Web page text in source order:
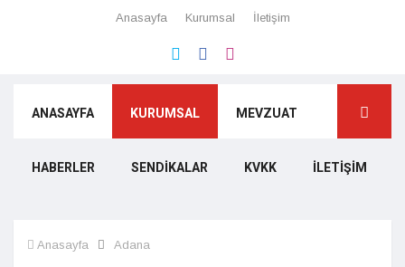
Anasayfa Kurumsal İletişim
ANASAYFA KURUMSAL MEVZUAT
HABERLER SENDIKALAR KVKK İLETIŞIM
Anasayfa Adana